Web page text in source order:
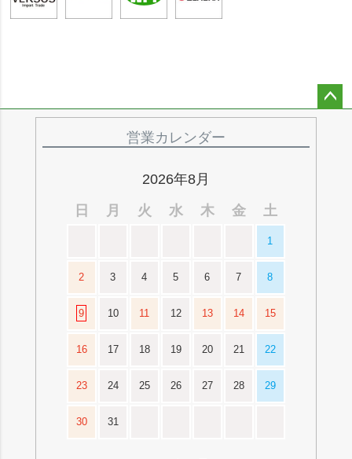
営業カレンダー
2026年8月
日
月 火 水 木 金 土
1
2 3 4 5 6 7 8
9 10 11 12 13 14 15
16 17 18 19 20 21 22
23 24 25 26 27 28 29
30 31